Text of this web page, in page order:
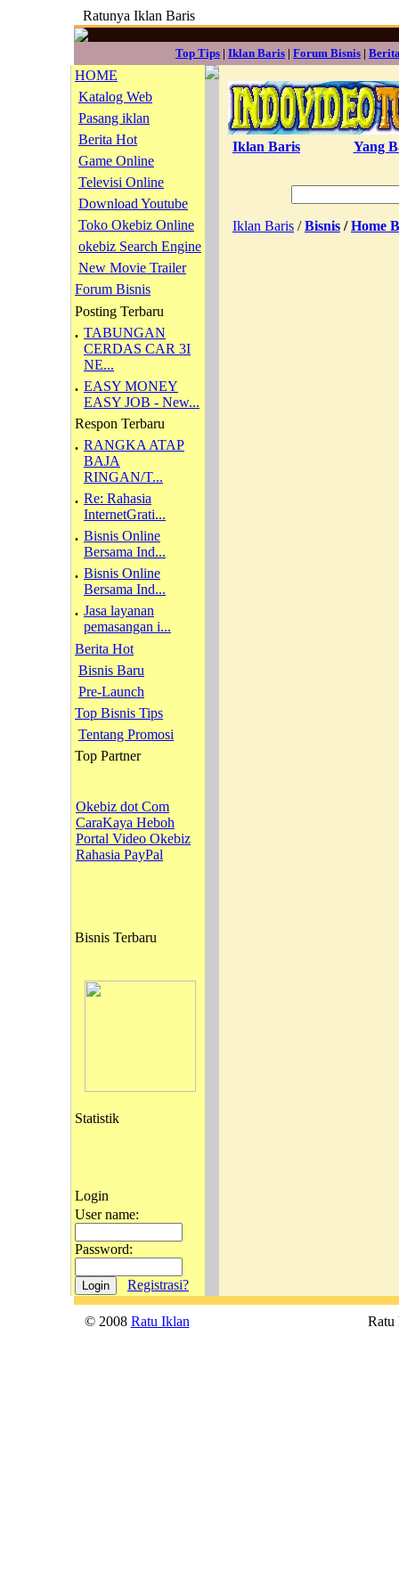
Ratunya Iklan Baris
Top Tips | Iklan Baris | Forum Bisnis |
HOME
Katalog Web
Pasang iklan
Berita Hot
Game Online
Televisi Online
Download Youtube
Toko Okebiz Online
okebiz Search Engine
New Movie Trailer
Forum Bisnis
Posting Terbaru
. TABUNGAN
CERDAS CAR 3I
NE...
. EASY MONEY
EASY JOB - New...
Respon Terbaru
. RANGKA ATAP
BAJA
RINGAN/T...
. Re: Rahasia
InternetGrati...
. Bisnis Online
Bersama Ind...
. Bisnis Online
Bersama Ind...
. Jasa layanan
pemasangan i...
Berita Hot
Bisnis Baru
Pre-Launch
Top Bisnis Tips
Tentang Promosi
Top Partner
Okebiz dot Com
CaraKaya Heboh
Portal Video Okebiz
Rahasia PayPal
Bisnis Terbaru
Statistik
Login
User name:
Password:
Registrasi?
Iklan Baris Yang
Iklan Baris /Bisnis /Home
© 2008 Ratu Iklan Ratu